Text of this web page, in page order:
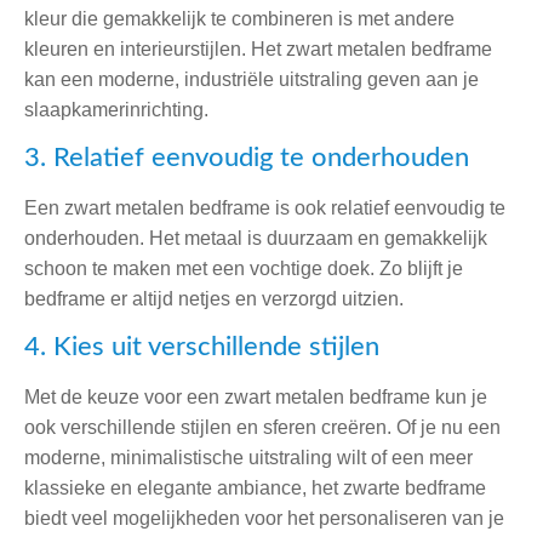
kleur die gemakkelijk te combineren is met andere
kleuren en interieurstijlen. Het zwart metalen bedframe
kan een moderne, industriële uitstraling geven aan je
slaapkamerinrichting.
3. Relatief eenvoudig te onderhouden
Een zwart metalen bedframe is ook relatief eenvoudig te
onderhouden. Het metaal is duurzaam en gemakkelijk
schoon te maken met een vochtige doek. Zo blijft je
bedframe er altijd netjes en verzorgd uitzien.
4. Kies uit verschillende stijlen
Met de keuze voor een zwart metalen bedframe kun je
ook verschillende stijlen en sferen creëren. Of je nu een
moderne, minimalistische uitstraling wilt of een meer
klassieke en elegante ambiance, het zwarte bedframe
biedt veel mogelijkheden voor het personaliseren van je